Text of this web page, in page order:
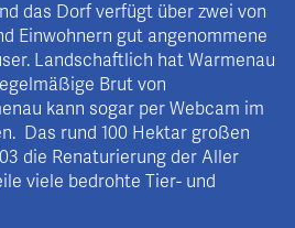
das Dorf verfügt über zwei von
Einwohnern gut angenommene
Landschaftlich hat Warmenau
Brut von
kann sogar per Webcam im
Das rund 100 Hektar großen
die Renaturierung der Aller
viele bedrohte Tier- und